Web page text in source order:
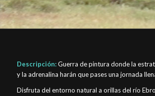
Descripción:Guerra de pintura donde la
y la adrenalina harán que pases una jornada
Disfruta del entorno natural a orillas del río